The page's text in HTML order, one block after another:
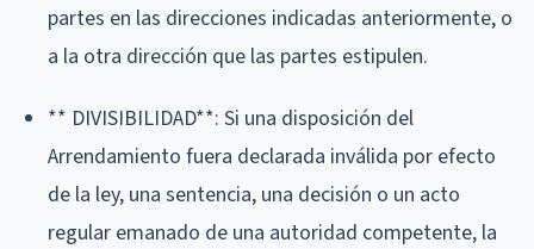
partes en las direcciones indicadas anteriormente, o
a la otra dirección que las partes estipulen.
** DIVISIBILIDAD**: Si una disposición del
Arrendamiento fuera declarada inválida por efecto
de la ley, una sentencia, una decisión o un acto
regular emanado de una autoridad competente, la